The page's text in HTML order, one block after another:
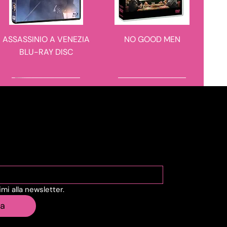
ASSASSINIO A VENEZIA
BLU-RAY DISC
NO GOOD MEN
novità in arrivo
IL CASO 137
novità in arrivo
alla newsletter.